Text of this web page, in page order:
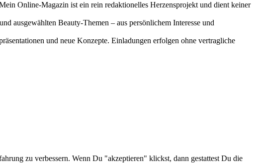
Online-Magazin ist ein rein redaktionelles Herzensprojekt und dient keiner
ausgewählten Beauty-Themen – aus persönlichem Interesse und
und neue Konzepte. Einladungen erfolgen ohne vertragliche
zu verbessern. Wenn Du "akzeptieren" klickst, dann gestattest Du die